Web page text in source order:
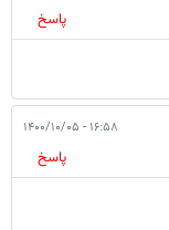
پاسخ
۱۶:۵۸ - ۱۴۰۰/۱۰/۰۵
پاسخ